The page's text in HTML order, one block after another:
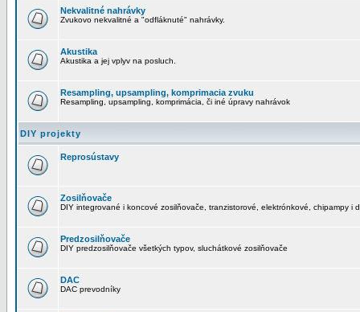
Nekvalitné nahrávky
Zvukovo nekvalitné a "odfláknuté" nahrávky.
Akustika
Akustika a jej vplyv na posluch.
Resampling, upsampling, komprimacia zvuku
Resampling, upsampling, komprimácia, či iné úpravy nahrávok
DIY projekty
Reprosústavy
Zosilňovače
DIY integrované i koncové zosilňovače, tranzistorové, elektrónkové, chipampy i
Predzosilňovače
DIY predzosilňovače všetkých typov, sluchátkové zosilňovače
DAC
DAC prevodníky